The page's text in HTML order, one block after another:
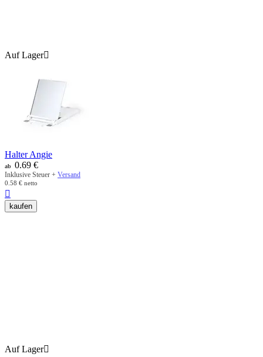
Auf Lager
Halter Angie
ab 0.69 €
Inklusive Steuer + Versand
0.58 € netto

kaufen
Auf Lager